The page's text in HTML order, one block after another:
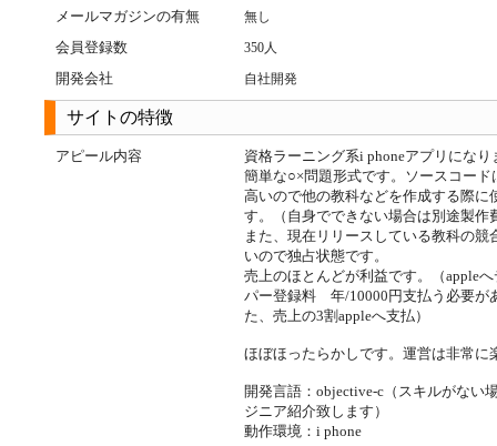
メールマガジンの有無
無し
会員登録数 350人
開発会社 自社開発
サイトの特徴
アピール内容
資格ラーニング系i phoneアプリになり
簡単な○×問題形式です。ソースコード
高いので他の教科などを作成する際に
す。（自身でできない場合は別途製作
また、現在リリースしている教科の競
いので独占状態です。
売上のほとんどが利益です。（apple
パー登録料 年/10000円支払う必要が
た、売上の3割appleへ支払）
ほぼほったらかしです。運営は非常に
開発言語：objective-c（スキルがない
ジニア紹介致します）
動作環境：i phone